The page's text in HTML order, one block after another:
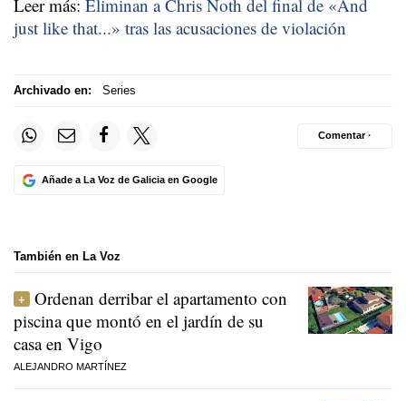
Leer más: Eliminan a Chris Noth del final de «And
just like that...» tras las acusaciones de violación
Archivado en: Series
Añade a La Voz de Galicia en Google
Comentar ·
También en La Voz
Ordenan derribar el apartamento con
piscina que montó en el jardín de su
casa en Vigo
ALEJANDRO MARTÍNEZ